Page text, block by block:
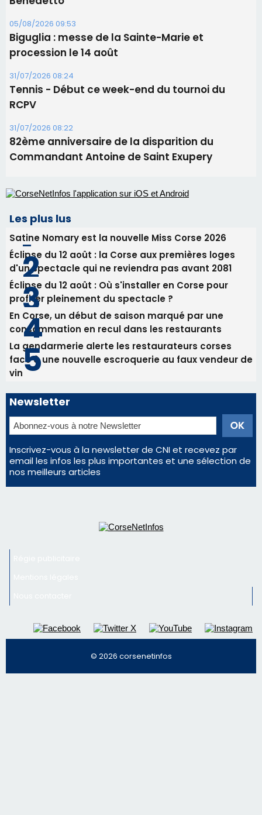
82ème anniversaire de la disparition du
Commandant Antoine de Saint Exupery
Les plus lus
Satine Nomary est la nouvelle Miss Corse 2026
d'un spectacle qui ne reviendra pas avant 2081
Éclipse du 12 août : Où s'installer en Corse pour
profiter pleinement du spectacle ?
consommation en recul dans les restaurants
face à une nouvelle escroquerie au faux vendeur de
vin
Newsletter
Inscrivez-vous à la newsletter de CNI et recevez par
email les infos les plus importantes et une sélection de
nos meilleurs articles
Régie publicitaire
Nous contacter
© 2026 corsenetinfos